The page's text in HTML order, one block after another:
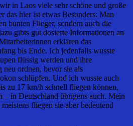
in Laos viele sehr schöne und große
das hier ist etwas Besonders: Man
bunten Flieger, sondern auch die
gibts gut dosierte Informationen an
erklären das
bis Ende. Ich jedenfalls wusste
flüssig werden und ihre
ordnen, bevor sie als
schlüpfen. Und ich wusste auch
zu 17 km/h schnell fliegen können,
– in Deutschland übrigens auch. Mein
fliegen sie aber bedeutend